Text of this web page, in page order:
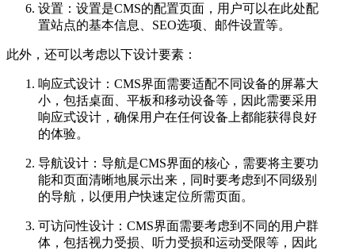
设置：设置是CMS的配置页面，用户可以在此处配
置站点的基本信息、SEO选项、邮件设置等。
此外，还可以考虑以下设计要素：
响应式设计：CMS界面需要适配不同设备的屏幕大
小，包括桌面、平板和移动设备等，因此需要采用
响应式设计，确保用户在任何设备上都能获得良好
的体验。
导航设计：导航是CMS界面的核心，需要将主要功
能和页面清晰地展示出来，同时要考虑到不同级别
的导航，以便用户快速定位所需页面。
可访问性设计：CMS界面需要考虑到不同的用户群
体，包括视力受损、听力受损和运动受限等，因此